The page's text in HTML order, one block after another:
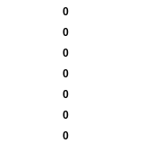
0
0
0
0
0
0
0